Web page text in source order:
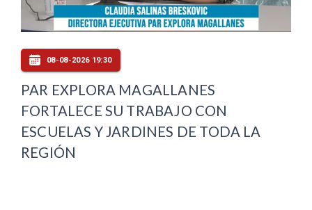
08-08-2026 19:30
PAR EXPLORA MAGALLANES
FORTALECE SU TRABAJO CON
ESCUELAS Y JARDINES DE TODA LA
REGIÓN